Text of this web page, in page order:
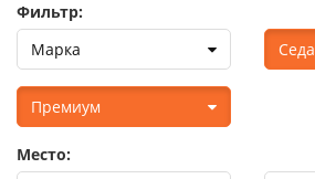
Фильтр:
Марка
Премиум
Место: